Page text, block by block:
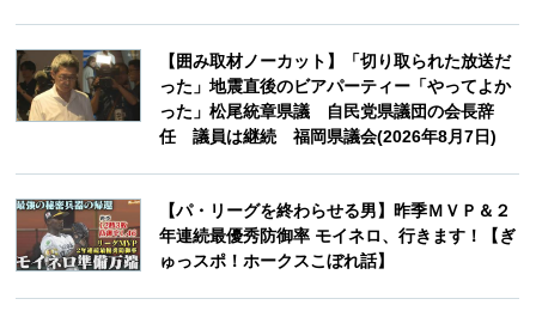
【囲み取材ノーカット】「切り取られた放送だ
った」地震直後のビアパーティー「やってよか
った」松尾統章県議 自民党県議団の会長辞
任 議員は継続 福岡県議会(2026年8月7日)
【パ・リーグを終わらせる男】昨季ＭＶＰ＆２
年連続最優秀防御率 モイネロ、行きます！【ぎ
ゅっスポ！ホークスこぼれ話】